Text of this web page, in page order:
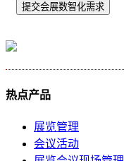
提交会展数智化需求
热点产品
展览管理
会议活动